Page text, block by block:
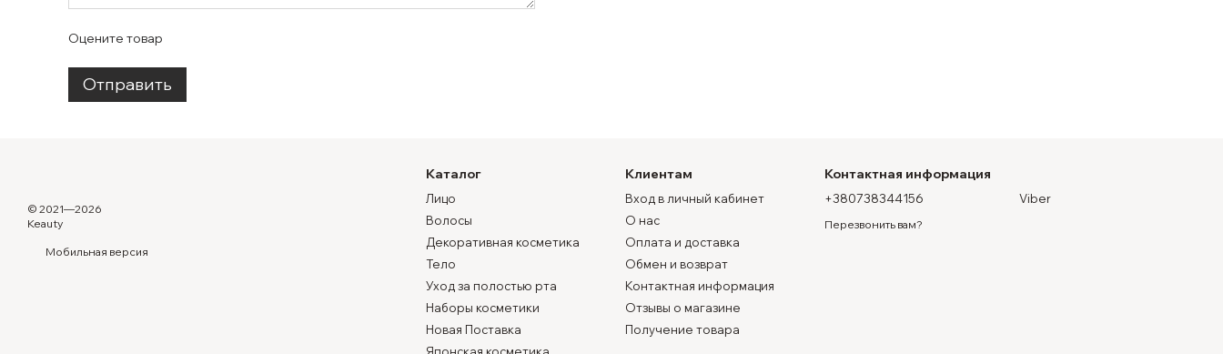
Оцените товар
Отправить
© 2021—2026
Keauty
Мобильная версия
Каталог
Лицо
Волосы
Декоративная косметика
Тело
Уход за полостью рта
Наборы косметики
Новая Поставка
Клиентам
Вход в личный кабинет
О нас
Оплата и доставка
Обмен и возврат
Контактная информация
Отзывы о магазине
Получение товара
Контактная информация
+380738344156
Перезвонить вам?
Viber